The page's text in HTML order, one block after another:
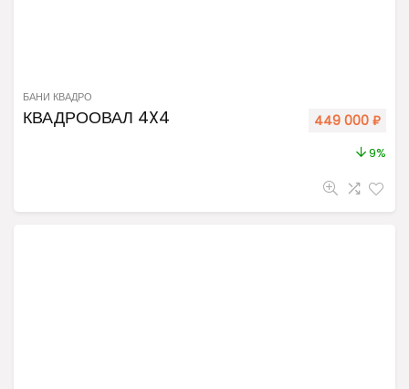
БАНИ КВАДРО
КВАДРООВАЛ 4X4 449 000 ₽
9%